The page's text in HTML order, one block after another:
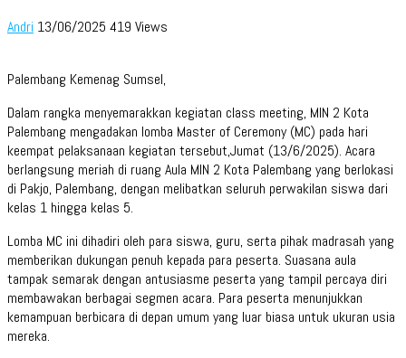
Andri 13/06/2025 419 Views
Palembang Kemenag Sumsel,
Dalam rangka menyemarakkan kegiatan class meeting, MIN 2 Kota
Palembang mengadakan lomba Master of Ceremony (MC) pada hari
keempat pelaksanaan kegiatan tersebut,Jumat (13/6/2025). Acara
berlangsung meriah di ruang Aula MIN 2 Kota Palembang yang berlokasi
di Pakjo, Palembang, dengan melibatkan seluruh perwakilan siswa dari
kelas 1 hingga kelas 5.
Lomba MC ini dihadiri oleh para siswa, guru, serta pihak madrasah yang
memberikan dukungan penuh kepada para peserta. Suasana aula
tampak semarak dengan antusiasme peserta yang tampil percaya diri
membawakan berbagai segmen acara. Para peserta menunjukkan
kemampuan berbicara di depan umum yang luar biasa untuk ukuran usia
mereka.